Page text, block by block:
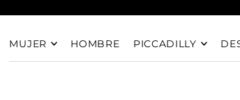
TRANSLATION MISSING:
MUJER HOMBRE PICCADILLY